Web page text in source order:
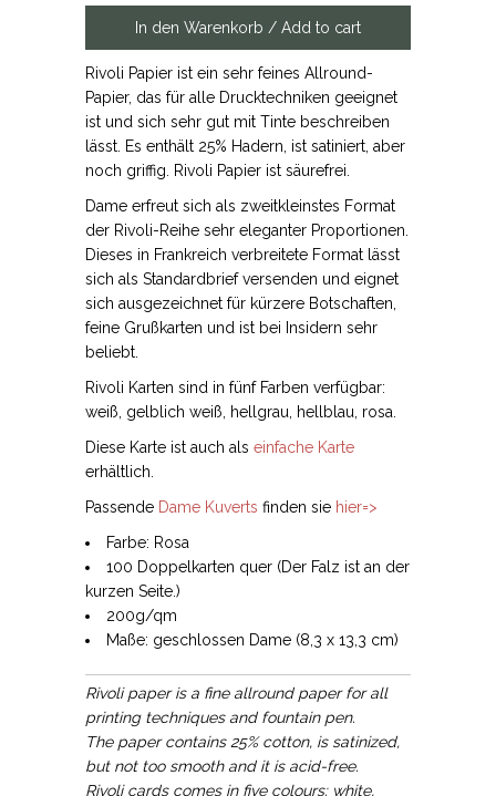
Rivoli Papier ist ein sehr feines Allround-
Papier, das für alle Drucktechniken geeignet
ist und sich sehr gut mit Tinte beschreiben
lässt. Es enthält 25% Hadern, ist satiniert, aber
noch griffig. Rivoli Papier ist säurefrei.
Dame erfreut sich als zweitkleinstes Format
der Rivoli-Reihe sehr eleganter Proportionen.
Dieses in Frankreich verbreitete Format lässt
sich als Standardbrief versenden und eignet
sich ausgezeichnet für kürzere Botschaften,
feine Grußkarten und ist bei Insidern sehr
beliebt.
Rivoli Karten sind in fünf Farben verfügbar:
weiß, gelblich weiß, hellgrau, hellblau, rosa.
Diese Karte ist auch alseinfache Karte
erhältlich.
Passende Dame Kuverts finden sie hier=>
Farbe: Rosa
100 Doppelkarten quer (Der Falz ist an der
kurzen Seite.)
200g/qm
Maße: geschlossen Dame (8,3 x 13,3 cm)
Rivoli paper is a fine allround paper for all
printing techniques and fountain pen.
The paper contains 25% cotton, is satinized,
but not too smooth and it is acid-free.
Rivoli cards comes in five colours: white,